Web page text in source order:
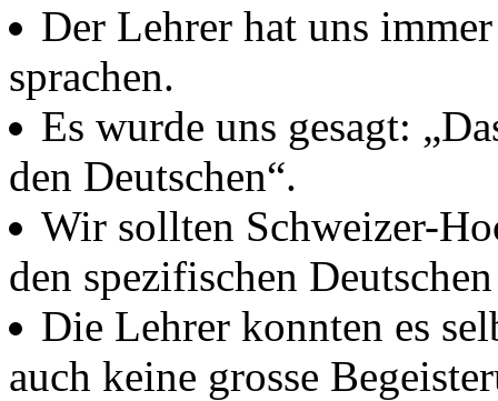
Der Lehrer hat uns
sprachen.
Es wurde uns gesagt:
den Deutschen“.
Wir sollten Schweizer-
den spezifischen
Die Lehrer konnten es
auch keine grosse